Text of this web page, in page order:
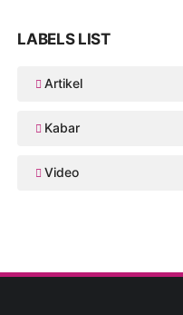
LABELS LIST
Artikel
Kabar
Video